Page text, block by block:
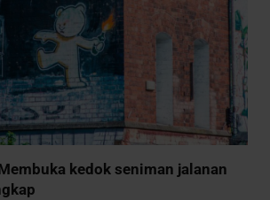
kedok seniman jalanan